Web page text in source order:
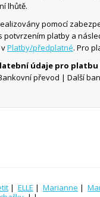
lhůtě.
pomocí
potvrzením platby a
Platby/předplatné. Pro
údaje pro platbu
převod | Další
| ELLE | Marianne |